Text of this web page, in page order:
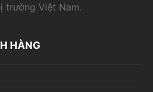
trường Việt Nam.
HÀNG